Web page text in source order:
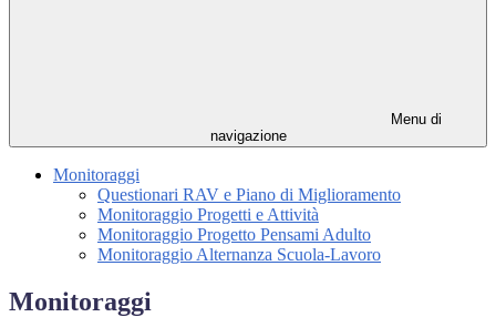
Menu di
navigazione
Monitoraggi
Questionari RAV e Piano di Miglioramento
Monitoraggio Progetti e Attività
Monitoraggio Progetto Pensami Adulto
Monitoraggio Alternanza Scuola-Lavoro
Monitoraggi